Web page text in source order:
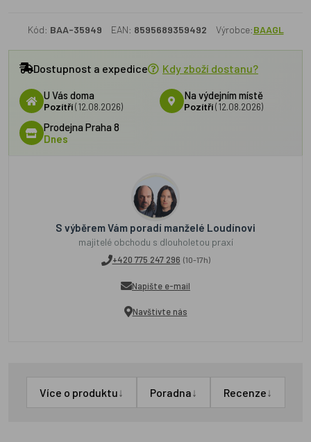
Kód: BAA-35949 EAN: 8595689359492 Výrobce:BAAGL
Dostupnost a expedice Kdy zboží dostanu?
U Vás doma
Pozítří(12.08.2026)
Na výdejním místě
Pozítří (12.08.2026)
Prodejna Praha 8
Dnes
S výběrem Vám poradí manželé Loudínovi
majitelé obchodu s dlouholetou praxí
+420 775 247 296 (10-17h)
Napište e-mail
Navštivte nás
Více o produktu↓ Poradna↓ Recenze↓